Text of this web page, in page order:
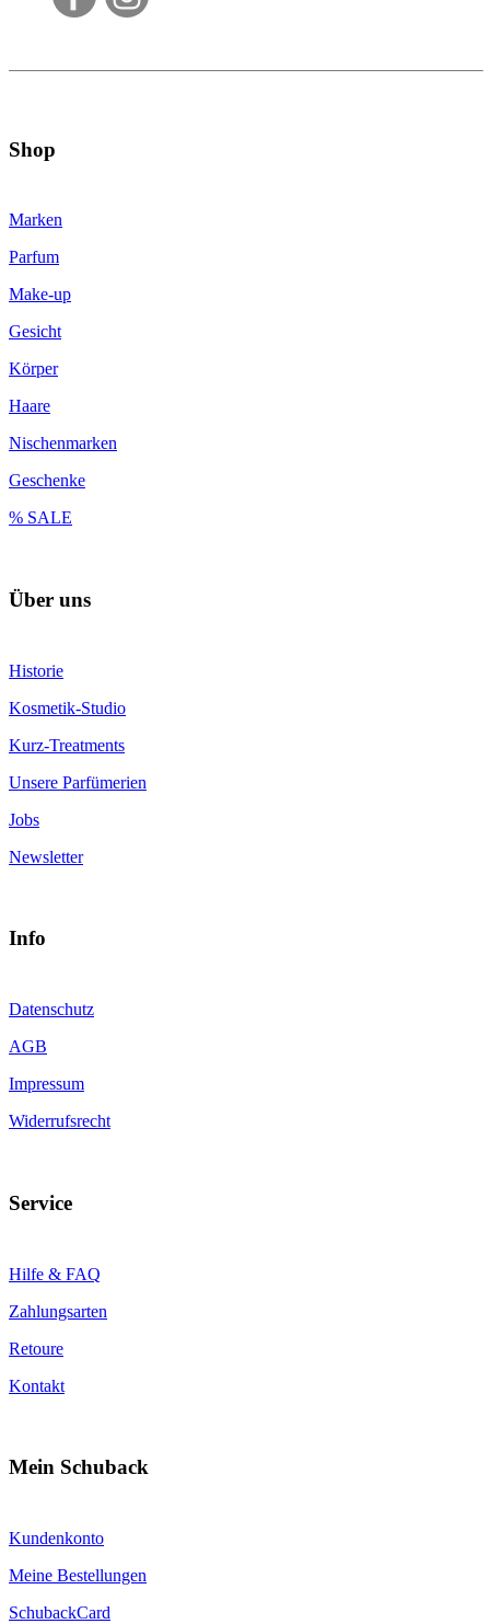
Shop
Marken
Parfum
Make-up
Gesicht
Körper
Haare
Nischenmarken
Geschenke
% SALE
Über uns
Historie
Kosmetik-Studio
Kurz-Treatments
Unsere Parfümerien
Jobs
Newsletter
Info
Datenschutz
AGB
Impressum
Widerrufsrecht
Service
Hilfe & FAQ
Zahlungsarten
Retoure
Kontakt
Mein Schuback
Kundenkonto
Meine Bestellungen
SchubackCard